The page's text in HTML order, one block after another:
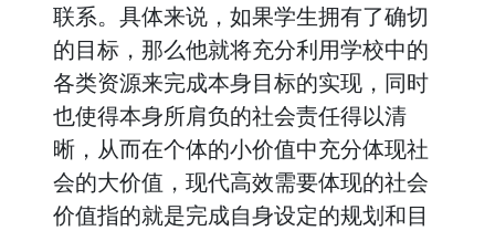
联系。具体来说，如果学生拥有了确切
的目标，那么他就将充分利用学校中的
各类资源来完成本身目标的实现，同时
也使得本身所肩负的社会责任得以清
晰，从而在个体的小价值中充分体现社
会的大价值，现代高效需要体现的社会
价值指的就是完成自身设定的规划和目